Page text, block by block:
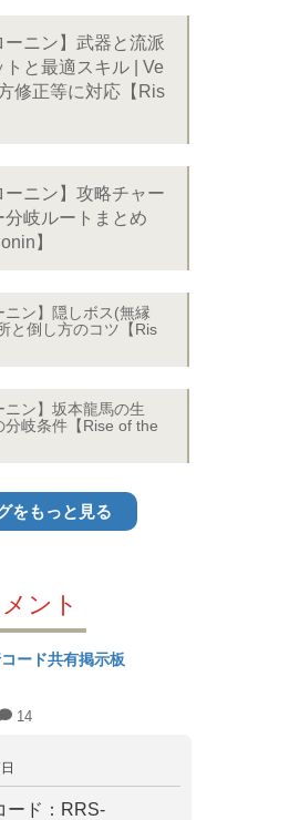
ーニン】武器と流派
と最適スキル | Ve
修正等に対応【Ris
ーニン】攻略チャー
分岐ルートまとめ
】
ニン】隠しボス(無縁
と倒し方のコツ【Ris
ニン】坂本龍馬の生
分岐条件【Rise of the
をもっと見る
ント
ード共有掲示板
14
ード：RRS-